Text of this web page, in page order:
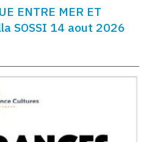
ENTRE MER ET
SOSSI 14 aout 2026